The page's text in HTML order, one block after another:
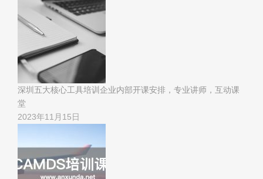
深圳五大核心工具培训企业内部开课安排，专业讲师，互动课
堂
2023年11月15日